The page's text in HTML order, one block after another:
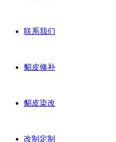
联系我们
貂皮修补
貂皮染改
改制定制